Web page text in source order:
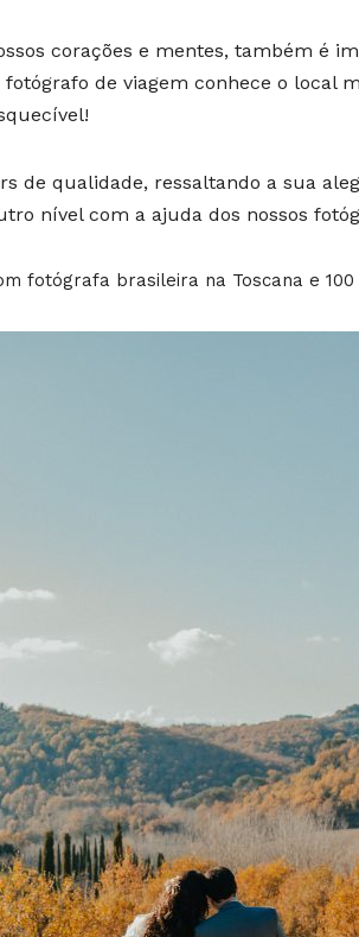
corações e mentes, também é
de viagem conhece o local
de qualidade, ressaltando a sua
nível com a ajuda dos nossos
fotógrafa brasileira na Toscana e